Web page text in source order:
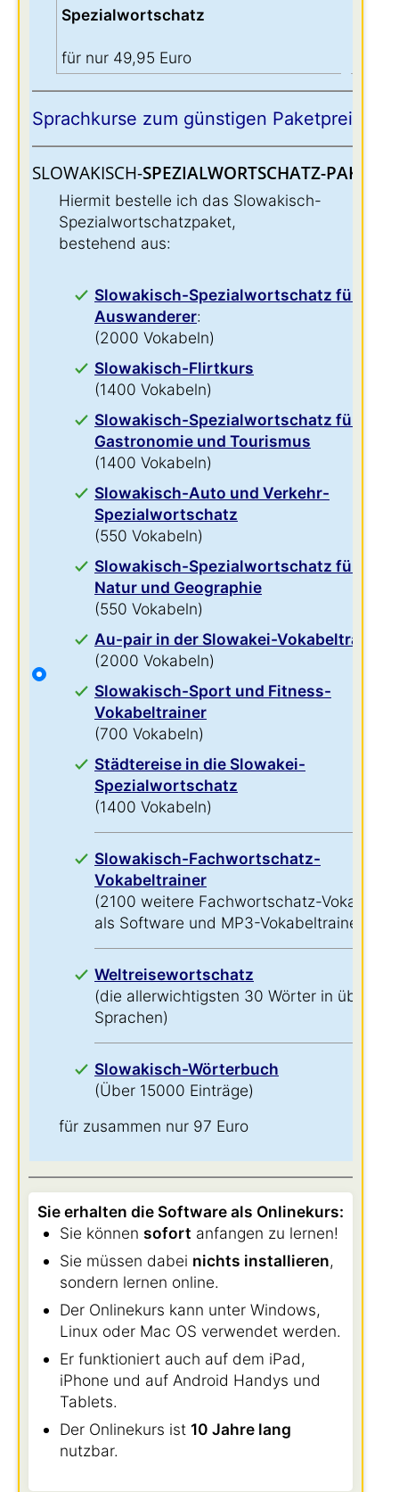
Spezialwortschatz
für nur 49,95 Euro
Sprachkurse zum günstigen Paketpreis:
SLOWAKISCH-SPEZIALWORTSCHATZ-PAKET:
Hiermit bestelle ich das Slowakisch-
Spezialwortschatzpaket,
bestehend aus:
Slowakisch-Spezialwortschatz für
Auswanderer:
(2000 Vokabeln)
Slowakisch-Flirtkurs
(1400 Vokabeln)
Slowakisch-Spezialwortschatz für
Gastronomie und Tourismus
(1400 Vokabeln)
Slowakisch-Auto und Verkehr-
Spezialwortschatz
(550 Vokabeln)
Slowakisch-Spezialwortschatz für
Natur und Geographie
(550 Vokabeln)
Au-pair in der Slowakei-Vokabeltrainer
(2000 Vokabeln)
Slowakisch-Sport und Fitness-
Vokabeltrainer
(700 Vokabeln)
Städtereise in die Slowakei-
Spezialwortschatz
(1400 Vokabeln)
Slowakisch-Fachwortschatz-
Vokabeltrainer
(2100 weitere Fachwortschatz-Vokabeln
als Software und MP3-Vokabeltrainer)
Weltreisewortschatz
(die allerwichtigsten 30 Wörter in über 60
Sprachen)
Slowakisch-Wörterbuch
(Über 15000 Einträge)
für zusammen nur 97 Euro
Sie erhalten die Software als Onlinekurs:
Sie können sofort anfangen zu lernen!
Sie müssen dabei nichts installieren,
sondern lernen online.
Der Onlinekurs kann unter Windows,
Linux oder Mac OS verwendet werden.
Er funktioniert auch auf dem iPad,
iPhone und auf Android Handys und
Tablets.
Der Onlinekurs ist 10 Jahre lang
nutzbar.